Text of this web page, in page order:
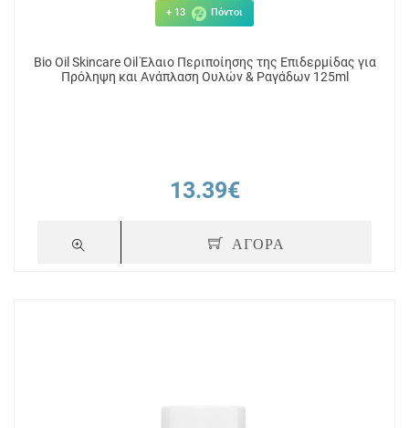
+ 13 Πόντοι
Bio Oil Skincare Oil Έλαιο Περιποίησης της Επιδερμίδας για
Πρόληψη και Ανάπλαση Ουλών & Ραγάδων 125ml
13.39€
ΑΓΟΡΑ